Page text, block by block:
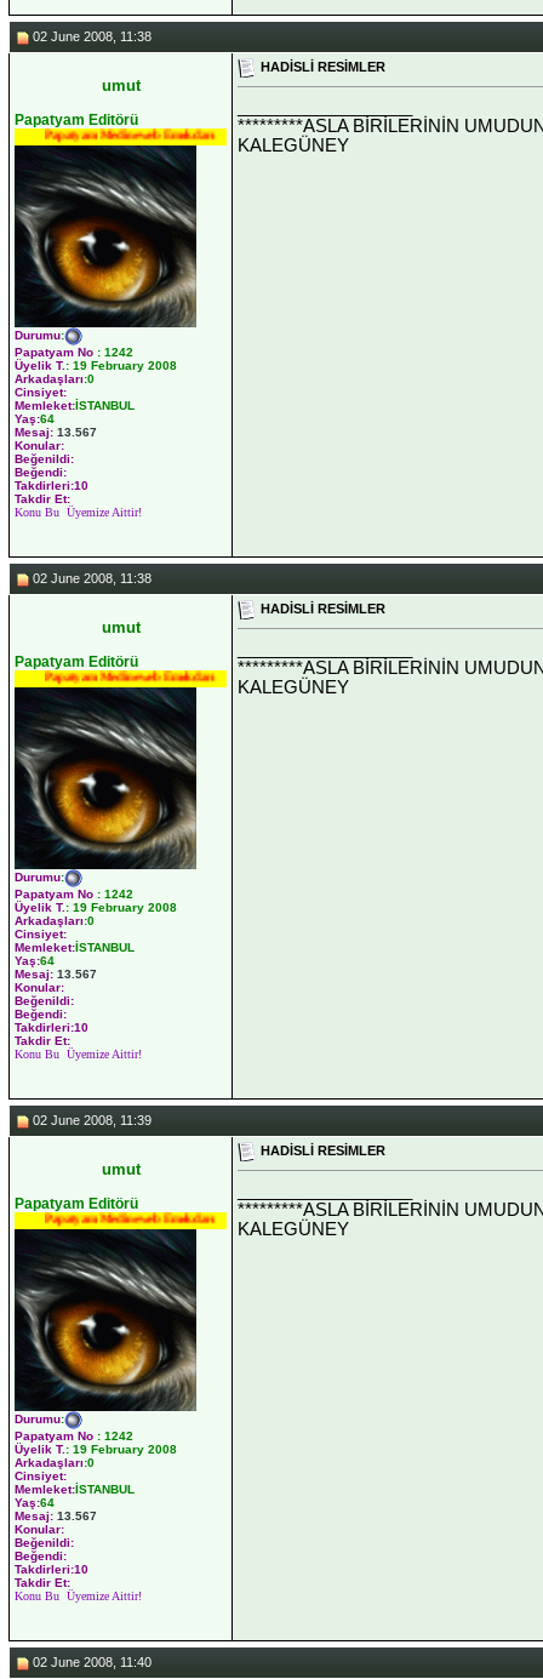
02 June 2008, 11:38
umut
Papatyam Editörü
Papatyam Medineweb Emekdarı
Durumu:
Papatyam No : 1242
Üyelik T.: 19 February 2008
Arkadaşları:0
Cinsiyet:
Memleket:İSTANBUL
Yaş:64
Mesaj: 13.567
Konular:
Beğenildi:
Beğendi:
Takdirleri:10
Takdir Et:
Konu Bu Üyemize Aittir!
HADİSLİ RESİMLER
*********ASLA BİRİLERİNİN
KALEGÜNEY
02 June 2008, 11:38
umut
Papatyam Editörü
Papatyam Medineweb Emekdarı
Durumu:
Papatyam No : 1242
Üyelik T.: 19 February 2008
Arkadaşları:0
Cinsiyet:
Memleket:İSTANBUL
Yaş:64
Mesaj: 13.567
Konular:
Beğenildi:
Beğendi:
Takdirleri:10
Takdir Et:
Konu Bu Üyemize Aittir!
HADİSLİ RESİMLER
*********ASLA BİRİLERİNİN
KALEGÜNEY
02 June 2008, 11:39
umut
Papatyam Editörü
Papatyam Medineweb Emekdarı
Durumu:
Papatyam No : 1242
Üyelik T.: 19 February 2008
Arkadaşları:0
Cinsiyet:
Memleket:İSTANBUL
Yaş:64
Mesaj: 13.567
Konular:
Beğenildi:
Beğendi:
Takdirleri:10
Takdir Et:
Konu Bu Üyemize Aittir!
HADİSLİ RESİMLER
*********ASLA BİRİLERİNİN
KALEGÜNEY
02 June 2008, 11:40